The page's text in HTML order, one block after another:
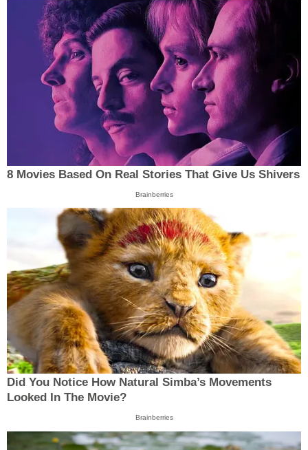
8 Movies Based On Real Stories That Give Us Shivers
Brainberries
Did You Notice How Natural Simba’s Movements
Looked In The Movie?
Brainberries